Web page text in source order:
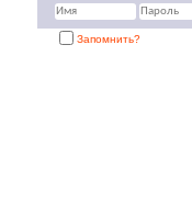
Запомнить?